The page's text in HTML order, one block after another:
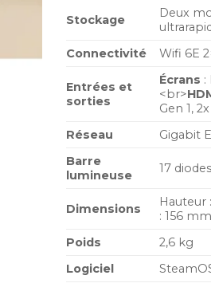
Stockage
Deux
Connectivité
Wifi 6E
Entrées et
sorties
Écrans :
<br>
Gen 1,
Réseau
Gigabit
Barre
lumineuse
17
Dimensions
Hauteur
: 156 mm
Poids
2,6 kg
Logiciel